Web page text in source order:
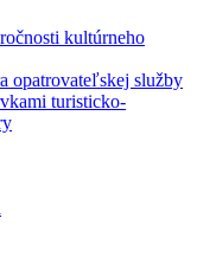
kultúrneho
opatrovateľskej služby
turisticko-